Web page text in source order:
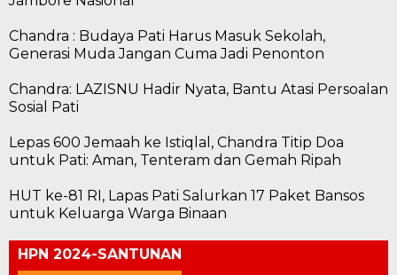
Chandra : Budaya Pati Harus Masuk Sekolah,
Generasi Muda Jangan Cuma Jadi Penonton
Chandra: LAZISNU Hadir Nyata, Bantu Atasi Persoalan
Sosial Pati
Lepas 600 Jemaah ke Istiqlal, Chandra Titip Doa
untuk Pati: Aman, Tenteram dan Gemah Ripah
HUT ke-81 RI, Lapas Pati Salurkan 17 Paket Bansos
untuk Keluarga Warga Binaan
HPN 2024-SANTUNAN